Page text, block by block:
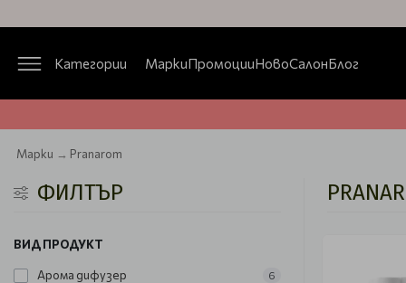
Категории МаркиПромоцииНовоСалонБлог
Марки Pranarom
ФИЛТЪР
ВИД ПРОДУКТ
Арома дифузер 6